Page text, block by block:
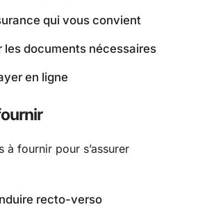
qui vous convient
les documents nécessaires
en ligne
à fournir pour s’assurer
recto-verso